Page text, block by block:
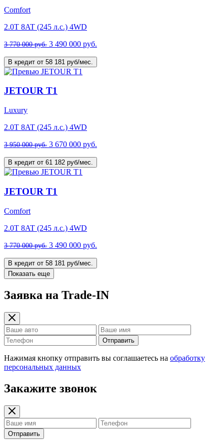
Comfort
2.0T 8AT (245 л.с.) 4WD
3 770 000 руб. 3 490 000 руб.
В кредит от 58 181 руб/мес.
JETOUR T1
Luxury
2.0T 8AT (245 л.с.) 4WD
3 950 000 руб. 3 670 000 руб.
В кредит от 61 182 руб/мес.
JETOUR T1
Comfort
2.0T 8AT (245 л.с.) 4WD
3 770 000 руб. 3 490 000 руб.
В кредит от 58 181 руб/мес.
Показать еще
Заявка на Trade-IN
Отправить
Нажимая кнопку отправить вы соглашаетесь на обработку
персональных данных
Закажите звонок
Отправить